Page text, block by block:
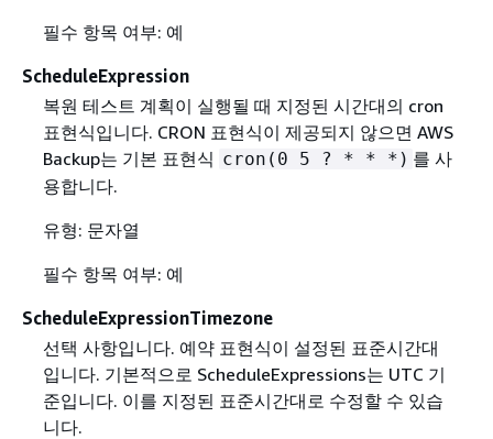
필수 항목 여부: 예
ScheduleExpression
복원 테스트 계획이 실행될 때 지정된 시간대의 cron
표현식입니다. CRON 표현식이 제공되지 않으면 AWS
Backup는 기본 표현식 cron(0 5 ? * * *) 를 사
용합니다.
유형: 문자열
필수 항목 여부: 예
ScheduleExpressionTimezone
선택 사항입니다. 예약 표현식이 설정된 표준시간대
입니다. 기본적으로 ScheduleExpressions는 UTC 기
준입니다. 이를 지정된 표준시간대로 수정할 수 있습
니다.